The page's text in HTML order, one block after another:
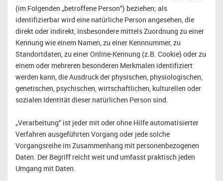
(im Folgenden „betroffene Person“) beziehen; als
identifizierbar wird eine natürliche Person angesehen, die
direkt oder indirekt, insbesondere mittels Zuordnung zu einer
Kennung wie einem Namen, zu einer Kennnummer, zu
Standortdaten, zu einer Online-Kennung (z.B. Cookie) oder zu
einem oder mehreren besonderen Merkmalen identifiziert
werden kann, die Ausdruck der physischen, physiologischen,
genetischen, psychischen, wirtschaftlichen, kulturellen oder
sozialen Identität dieser natürlichen Person sind.
„Verarbeitung“ ist jeder mit oder ohne Hilfe automatisierter
Verfahren ausgeführten Vorgang oder jede solche
Vorgangsreihe im Zusammenhang mit personenbezogenen
Daten. Der Begriff reicht weit und umfasst praktisch jeden
Umgang mit Daten.